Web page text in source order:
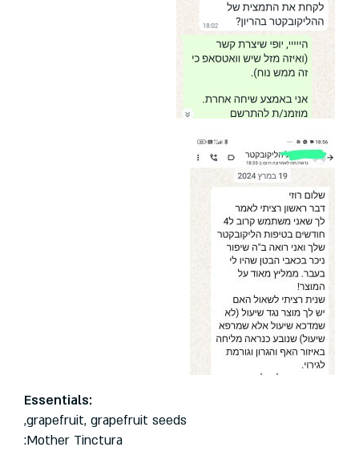
:Essentials
grapefruit, grapefruit seeds,
Mother Tinctura: